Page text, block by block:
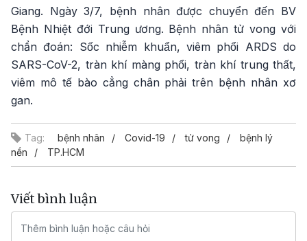
Giang. Ngày 3/7, bệnh nhân được chuyển đến BV
Bệnh Nhiệt đới Trung ương. Bệnh nhân tử vong với
chẩn đoán: Sốc nhiễm khuẩn, viêm phổi ARDS do
SARS-CoV-2, tràn khí màng phổi, tràn khí trung thất,
viêm mô tế bào cẳng chân phải trên bệnh nhân xơ
gan.
Tag: bệnh nhân Covid-19 tử vong
bệnh lý
nền
TP.HCM
Viết bình luận